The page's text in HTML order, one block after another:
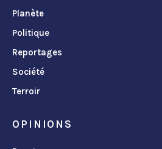
Planète
Politique
Reportages
Société
Terroir
OPINIONS